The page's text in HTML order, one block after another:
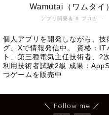
アプリ開発者 & ブロガ―
Wamutai（ワムタイ
個人アプリを開発しながら、技
グ、Xで情報発信中。 資格：IT
ト、第三種電気主任技術者、2
利用技術者試験2級 成果：
つゲームを販売中
＼ Follow me ／